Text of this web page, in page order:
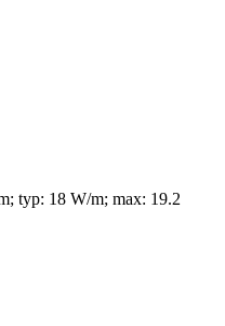
typ: 18 W/m; max: 19.2